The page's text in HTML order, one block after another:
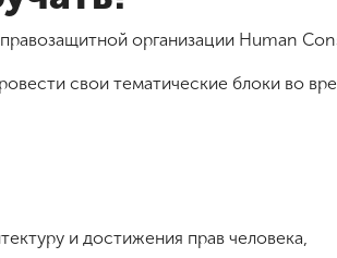
организации Human
свои тематические блоки во
и достижения прав человека,